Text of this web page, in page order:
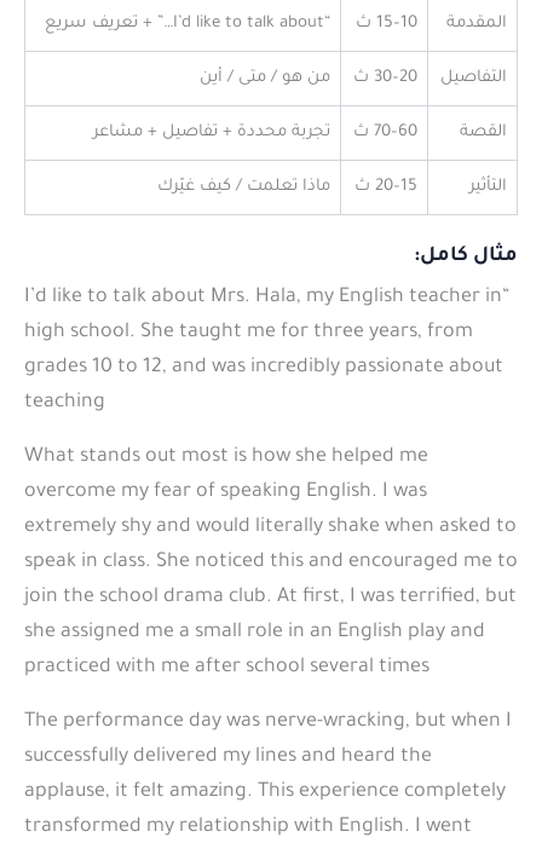
المقدمة 10–15 ث “I’d like to talk about…” + تعريف سريع
التفاصيل 20–30 ث من هو / متى / أين
القصة 60–70 ث تجربة محددة + تفاصيل + مشاعر
التأثير 15–20 ث ماذا تعلمت / كيف غيّرك
مثال كامل:
“I’d like to talk about Mrs. Hala, my English teacher in
high school. She taught me for three years, from
grades 10 to 12, and was incredibly passionate about
teaching
What stands out most is how she helped me
overcome my fear of speaking English. I was
extremely shy and would literally shake when asked to
speak in class. She noticed this and encouraged me to
join the school drama club. At first, I was terrified, but
she assigned me a small role in an English play and
practiced with me after school several times
The performance day was nerve-wracking, but when I
successfully delivered my lines and heard the
applause, it felt amazing. This experience completely
transformed my relationship with English. I went